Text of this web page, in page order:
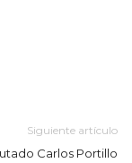
Siguiente artículo
Carlos Portillo